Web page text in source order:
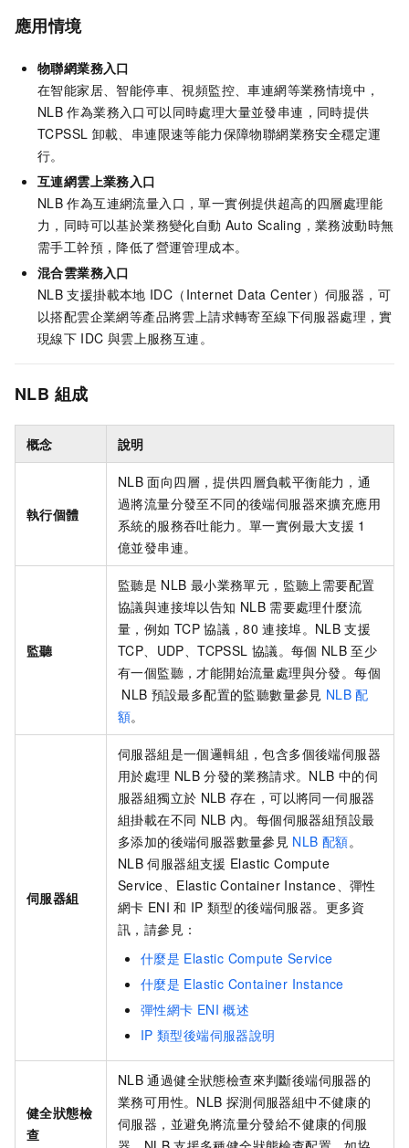
應用情境
物聯網業務入口
在智能家居、智能停車、視頻監控、車連網等業務情境中，
NLB 作為業務入口可以同時處理大量並發串連，同時提供
TCPSSL 卸載、串連限速等能力保障物聯網業務安全穩定運
行。
互連網雲上業務入口
NLB 作為互連網流量入口，單一實例提供超高的四層處理能
力，同時可以基於業務變化自動 Auto Scaling，業務波動時無
需手工幹預，降低了營運管理成本。
混合雲業務入口
NLB 支援掛載本地 IDC（Internet Data Center）伺服器，可
以搭配雲企業網等產品將雲上請求轉寄至線下伺服器處理，實
現線下 IDC 與雲上服務互連。
NLB 組成
概念 說明
執行個體
NLB 面向四層，提供四層負載平衡能力，通
過將流量分發至不同的後端伺服器來擴充應用
系統的服務吞吐能力。單一實例最大支援 1
億並發串連。
監聽
監聽是 NLB 最小業務單元，監聽上需要配置
協議與連接埠以告知 NLB 需要處理什麼流
量，例如 TCP 協議，80 連接埠。 NLB 支援
TCP、UDP、TCPSSL 協議。每個 NLB 至少
有一個監聽，才能開始流量處理與分發。每個
NLB 預設最多配置的監聽數量參見 NLB 配
額。
伺服器組
伺服器組是一個邏輯組，包含多個後端伺服器
用於處理 NLB 分發的業務請求。 NLB 中的伺
服器組獨立於 NLB 存在，可以將同一伺服器
組掛載在不同 NLB 內。每個伺服器組預設最
多添加的後端伺服器數量參見 NLB 配額。
NLB 伺服器組支援 Elastic Compute
Service、Elastic Container Instance、彈性
網卡 ENI 和 IP 類型的後端伺服器。更多資
訊，請參見：
什麼是 Elastic Compute Service
什麼是 Elastic Container Instance
彈性網卡 ENI 概述
IP 類型後端伺服器說明
健全狀態檢
查
NLB 通過健全狀態檢查來判斷後端伺服器的
業務可用性。 NLB 探測伺服器組中不健康的
伺服器，並避免將流量分發給不健康的伺服